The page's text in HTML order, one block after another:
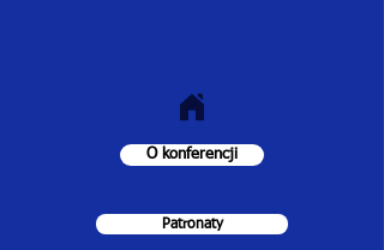
O konferencji
Patronaty